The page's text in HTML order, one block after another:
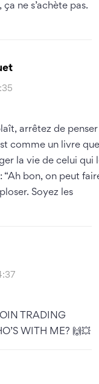
ne s’achète pas.
arrêtez de penser
comme un livre que
la vie de celui qui
“Ah bon, on peut
Soyez les
TRADING
WITH ME? 🙌💥